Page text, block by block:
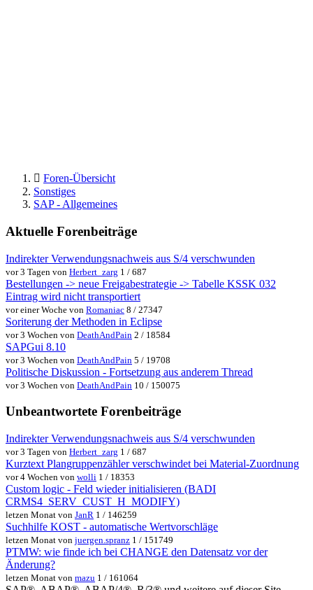
Foren-Übersicht
Sonstiges
SAP - Allgemeines
Aktuelle Forenbeiträge
Indirekter Verwendungsnachweis aus S/4 verschwunden
vor 3 Tagen von Herbert_zarg 1 / 687
Bestellungen -> neue Freigabestrategie -> Tabelle KSSK 032
Eintrag wird nicht transportiert
vor einer Woche von Romaniac 8 / 27347
Soriterung der Methoden in Eclipse
vor 3 Wochen von DeathAndPain 2 / 18584
SAPGui 8.10
vor 3 Wochen von DeathAndPain 5 / 19708
Politische Diskussion - Fortsetzung aus anderem Thread
vor 3 Wochen von DeathAndPain 10 / 150075
Unbeantwortete Forenbeiträge
Indirekter Verwendungsnachweis aus S/4 verschwunden
vor 3 Tagen von Herbert_zarg 1 / 687
Kurztext Plangruppenzähler verschwindet bei Material-Zuordnung
vor 4 Wochen von wolli 1 / 18353
Custom logic - Feld wieder initialisieren (BADI
CRMS4_SERV_CUST_H_MODIFY)
letzen Monat von JanR 1 / 146259
Suchhilfe KOST - automatische Wertvorschläge
letzen Monat von juergen.spranz 1 / 151749
PTMW: wie finde ich bei CHANGE den Datensatz vor der
Änderung?
letzen Monat von mazu 1 / 161064